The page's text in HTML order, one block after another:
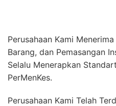
Perusahaan Kami
Barang, dan Pemasangan
Selalu Menerapkan
PerMenKes.
Perusahaan Kami Telah